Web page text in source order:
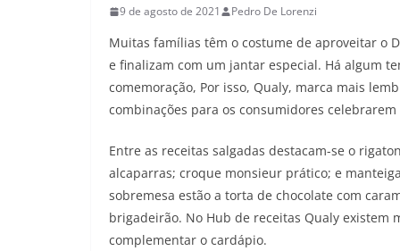
9 de agosto de 2021 Pedro De Lorenzi
Muitas famílias têm o costume de aproveitar o
e finalizam com um jantar especial. Há algum
comemoração, Por isso, Qualy, marca mais
combinações para os consumidores
Entre as receitas salgadas destacam-se o
alcaparras; croque monsieur prático; e
sobremesa estão a torta de chocolate com
brigadeirão. No Hub de receitas Qualy existem
complementar o cardápio.